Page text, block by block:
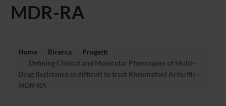
MDR-RA
Home Ricerca
Progetti
Defining Clinical and Molecular Phenotypes of Multi-
Drug Resistance in difficult to treat Rheumatoid Arthritis -
MDR-RA